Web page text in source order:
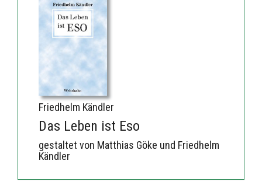
Friedhelm Kändler
Das Leben ist Eso
gestaltet von Matthias Göke und Friedhelm
Kändler